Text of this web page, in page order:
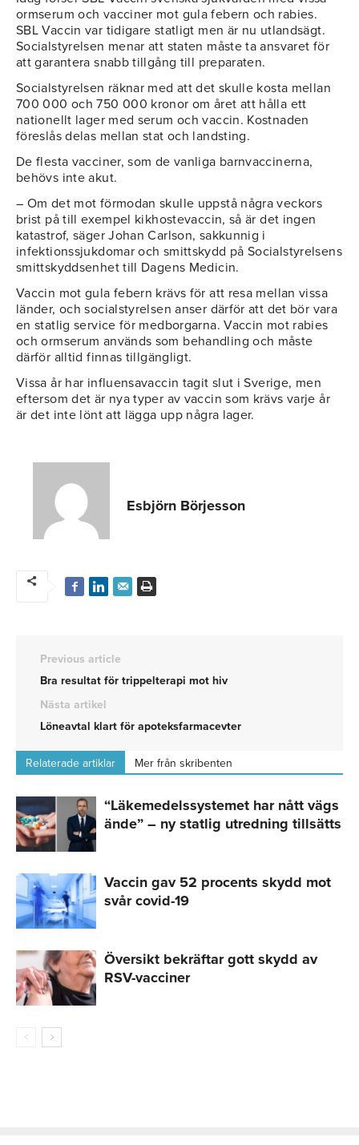
ormserum och vacciner mot gula febern och rabies.
SBL Vaccin var tidigare statligt men är nu utlandsägt.
Socialstyrelsen menar att staten måste ta ansvaret för
att garantera snabb tillgång till preparaten.
Socialstyrelsen räknar med att det skulle kosta mellan
700 000 och 750 000 kronor om året att hålla ett
nationellt lager med serum och vaccin. Kostnaden
föreslås delas mellan stat och landsting.
De flesta vacciner, som de vanliga barnvaccinerna,
behövs inte akut.
– Om det mot förmodan skulle uppstå några veckors
brist på till exempel kikhostevaccin, så är det ingen
katastrof, säger Johan Carlson, sakkunnig i
infektionssjukdomar och smittskydd på Socialstyrelsens
smittskyddsenhet till Dagens Medicin.
Vaccin mot gula febern krävs för att resa mellan vissa
länder, och socialstyrelsen anser därför att det bör vara
en statlig service för medborgarna. Vaccin mot rabies
och ormserum används som behandling och måste
därför alltid finnas tillgängligt.
Vissa år har influensavaccin tagit slut i Sverige, men
eftersom det är nya typer av vaccin som krävs varje år
är det inte lönt att lägga upp några lager.
Esbjörn Börjesson
Previous article
Bra resultat för trippelterapi mot hiv
Nästa artikel
Löneavtal klart för apoteksfarmacevter
Relaterade artiklar Mer från skribenten
“Läkemedelssystemet har nått vägs
ände” – ny statlig utredning tillsätts
Vaccin gav 52 procents skydd mot
svår covid-19
Översikt bekräftar gott skydd av
RSV-vacciner